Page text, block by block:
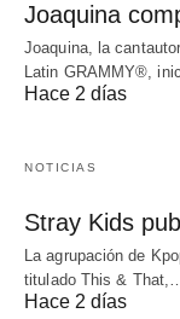
Joaquina
Joaquina, la
Latin GRAMMY®,
Hace 2 días
NOTICIAS
Stray Kids
La agrupación de
titulado This &
Hace 2 días